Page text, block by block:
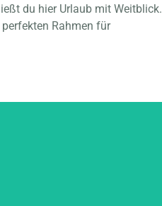
du hier Urlaub mit Weitblick.
Rahmen für